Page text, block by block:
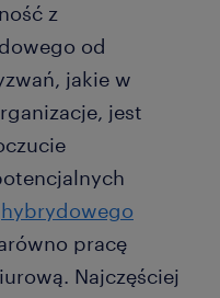
z
od
jakie w
jest
hybrydowego
pracę
Najczęściej